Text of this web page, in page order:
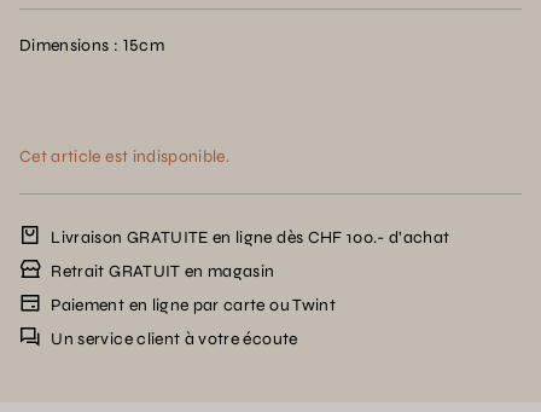
Dimensions : 15cm
Cet article est indisponible.
Livraison GRATUITE en ligne dès CHF 100.- d’achat
Retrait GRATUIT en magasin
Paiement en ligne par carte ou Twint
Un service client à votre écoute